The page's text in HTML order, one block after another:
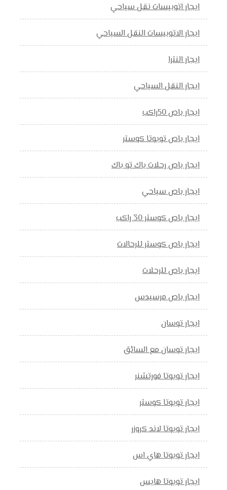
ايجار اتوبيسات نقل سياحي
ايجار الاتوبيسات النقل السياحي
ايجار النترا
ايجار النقل السياحي
ايجار باص 50راكب
ايجار باص تويوتا كوستر
ايجار باص رحلات باك تو باك
ايجار باص سياحي
ايجار باص كوستر 30 راكب
ايجار باص كوستر للرحالات
ايجار باص للرحلات
ايجار باص مرسيدس
ايجار توسان
ايجار توسان مع السائق
ايجار تويوتا فورتشنر
ايجار تويوتا كوستر
ايجار تويوتا لاند كروزر
ايجار تويوتا هاي اس
ايجار تويوتا هايس